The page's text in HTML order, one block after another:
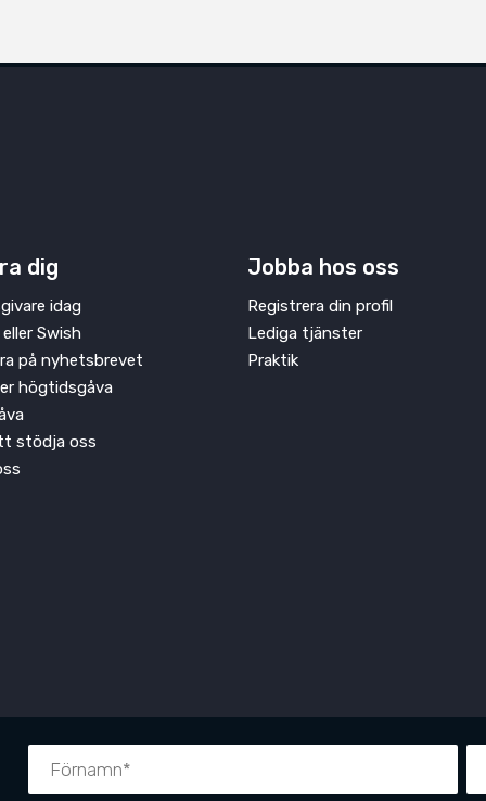
dig
idag
Swish
på nyhetsbrevet
högtidsgåva
stödja oss
Jobba hos oss
Registrera din profil
Lediga tjänster
Praktik